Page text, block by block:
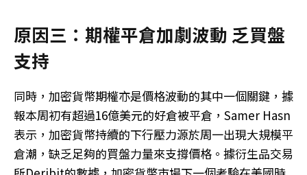
原因三：期權平倉加劇波動 乏買盤
支持
同時，加密貨幣期權亦是價格波動的其中一個關鍵，據
報本周初有超過16億美元的好倉被平倉，Samer Hasn
表示，加密貨幣持續的下行壓力源於周一出現大規模平
倉潮，缺乏足夠的買盤力量來支撐價格。據衍生品交易